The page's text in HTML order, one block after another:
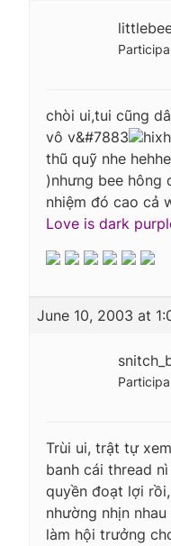
chòi ui,tui cũng
vô v&#7883
thũ quỹ nhe
)nhưng bee hông
nhiệm đó cao cả
Love is dark
June 10, 2003 at
Trùi ui, trật tự
banh cái thread
quyền đoạt lợi
nhường nhịn
làm hội trưởng